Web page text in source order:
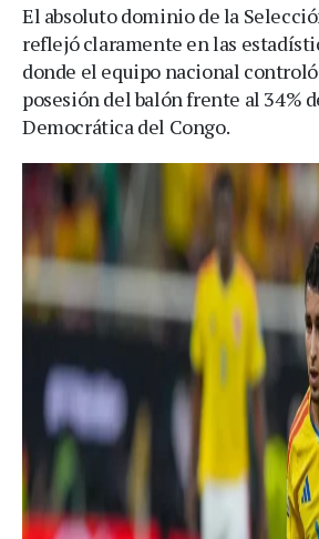
El absoluto dominio de la
reflejó claramente en las
donde el equipo nacional
posesión del balón frente al 34%
Democrática del Congo.